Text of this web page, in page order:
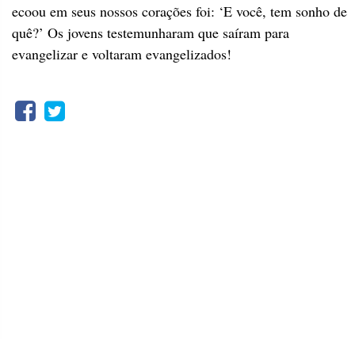
ecoou em seus nossos corações foi: ‘E você, tem sonho de
quê?’ Os jovens testemunharam que saíram para
evangelizar e voltaram evangelizados!